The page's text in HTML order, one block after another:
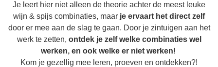
Je leert hier niet alleen de theorie achter de meest leuke
wijn & spijs combinaties, maar je ervaart het direct zelf
door er mee aan de slag te gaan. Door je zintuigen aan het
werk te zetten, ontdek je zelf welke combinaties wel
werken, en ook welke er niet werken!
Kom je gezellig mee leren, proeven en ontdekken?!